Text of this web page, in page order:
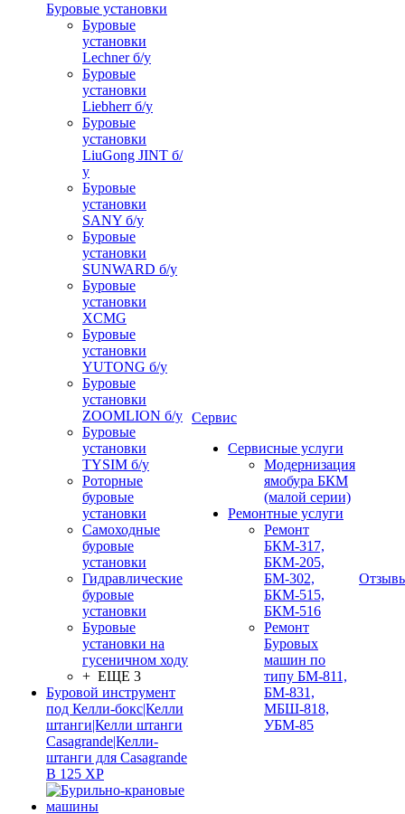
Буровые установки
Буровые
установки
Lechner б/у
Буровые
установки
Liebherr б/у
Буровые
установки
LiuGong JINT б/
у
Буровые
установки
SANY б/у
Буровые
установки
SUNWARD б/у
Буровые
установки
XCMG
Буровые
установки
YUTONG б/у
Буровые
установки
ZOOMLION б/у
Буровые
установки
TYSIM б/у
Роторные
буровые
установки
Самоходные
буровые
установки
Гидравлические
буровые
установки
Буровые
установки на
гусеничном ходу
+ ЕЩЕ 3
Буровой инструмент
под Келли-бокс|Келли
штанги|Келли штанги
Casagrande|Келли-
штанги для Casagrande
B 125 XP
Сервис
Сервисные услуги
Модернизация
ямобура БКМ
(малой серии)
Ремонтные услуги
Ремонт
БКМ-317,
БКМ-205,
БМ-302,
БКМ-515,
БКМ-516
Ремонт
Буровых
машин по
типу БМ-811,
БМ-831,
МБШ-818,
УБМ-85